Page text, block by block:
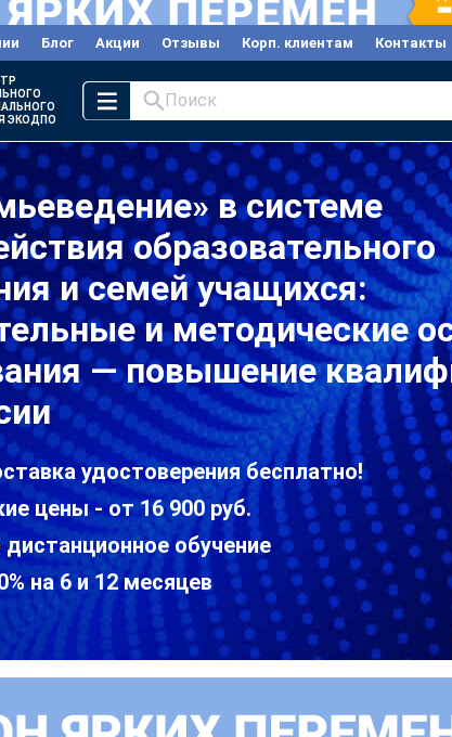
Блог Акции Отзывы Корп. клиентам Контакты
ЭКОДПО
Поиск
в системе
образовательного
и семей учащихся:
и методические
— повышение
удостоверения бесплатно!
цены - от 16 900 руб.
обучение
на 6 и 12 месяцев